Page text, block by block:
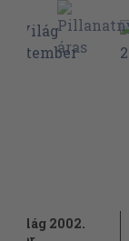
Világ 2002.